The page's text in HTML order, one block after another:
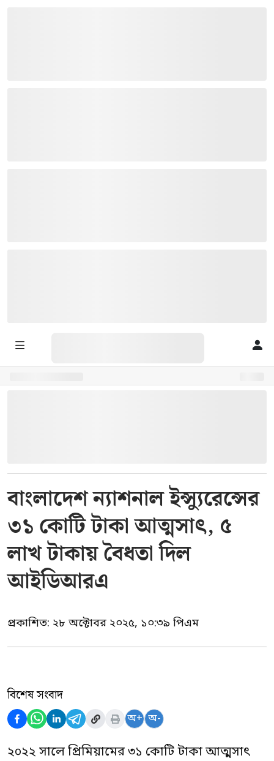
বাংলাদেশ ন্যাশনাল ইন্স্যুরেন্সের
৩১ কোটি টাকা আত্মসাৎ, ৫
লাখ টাকায় বৈধতা দিল
আইডিআরএ
প্রকাশিত: ২৮ অক্টোবর ২০২৫, ১০:৩৯ পিএম
বিশেষ সংবাদ
অ+ অ-
২০২২ সালে প্রিমিয়ামের ৩১ কোটি টাকা আত্মসাৎ